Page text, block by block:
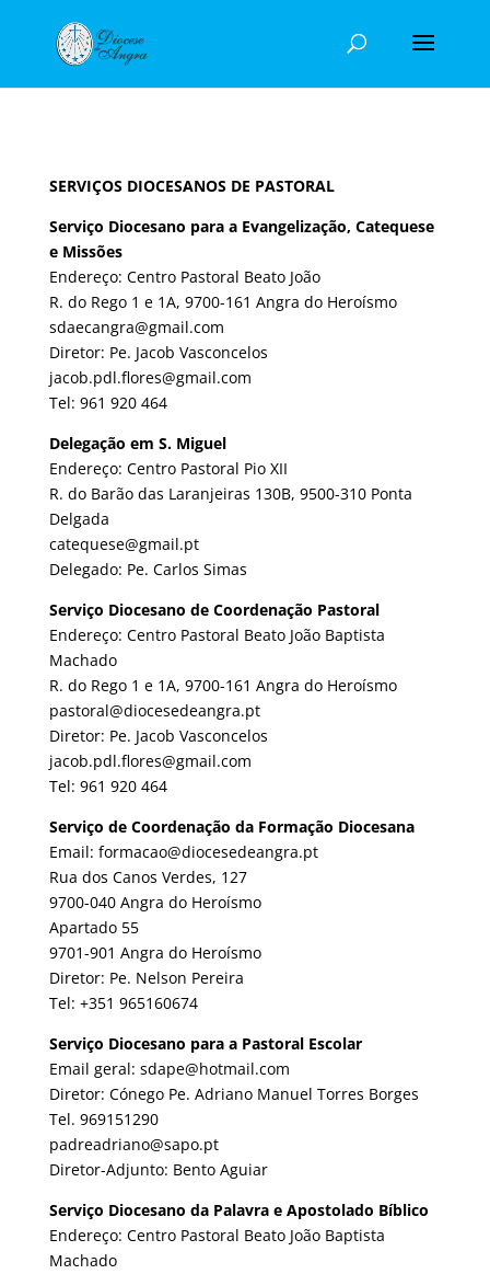
SERVIÇOS DIOCESANOS DE PASTORAL
Serviço Diocesano para a Evangelização, Catequese
e Missões
Endereço: Centro Pastoral Beato João
R. do Rego 1 e 1A, 9700-161 Angra do Heroísmo
sdaecangra@gmail.com
Diretor: Pe. Jacob Vasconcelos
jacob.pdl.flores@gmail.com
Tel: 961 920 464
Delegação em S. Miguel
Endereço: Centro Pastoral Pio XII
R. do Barão das Laranjeiras 130B, 9500-310 Ponta
Delgada
catequese@gmail.pt
Delegado: Pe. Carlos Simas
Serviço Diocesano de Coordenação Pastoral
Endereço: Centro Pastoral Beato João Baptista
Machado
R. do Rego 1 e 1A, 9700-161 Angra do Heroísmo
pastoral@diocesedeangra.pt
Diretor: Pe. Jacob Vasconcelos
jacob.pdl.flores@gmail.com
Tel: 961 920 464
Serviço de Coordenação da Formação Diocesana
Email: formacao@diocesedeangra.pt
Rua dos Canos Verdes, 127
9700-040 Angra do Heroísmo
Apartado 55
9701-901 Angra do Heroísmo
Diretor: Pe. Nelson Pereira
Tel: +351 965160674
Serviço Diocesano para a Pastoral Escolar
Email geral: sdape@hotmail.com
Diretor: Cónego Pe. Adriano Manuel Torres Borges
Tel. 969151290
padreadriano@sapo.pt
Diretor-Adjunto: Bento Aguiar
Serviço Diocesano da Palavra e Apostolado Bíblico
Endereço: Centro Pastoral Beato João Baptista
Machado